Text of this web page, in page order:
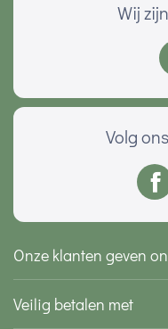
Wij
Volg
Onze klanten geven
Veilig betalen met